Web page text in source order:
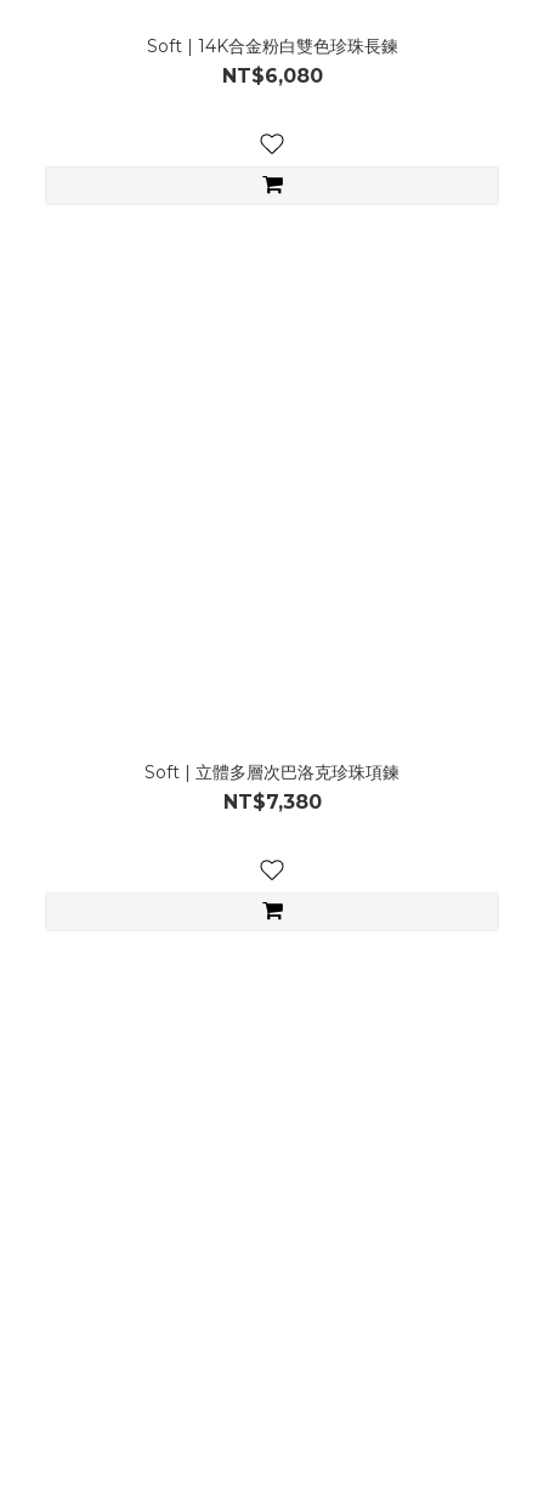
Soft | 14K合金粉白雙色珍珠長鍊
NT$6,080
Soft | 立體多層次巴洛克珍珠項鍊
NT$7,380